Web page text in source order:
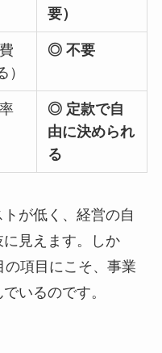
要）
）
◎ 不要
◎ 定款で自
由に決められ
る
が低く、経営の自
見えます。しか
の項目にこそ、事業
いるのです。